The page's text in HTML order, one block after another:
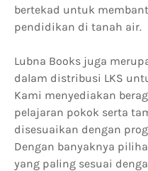
bertekad untuk
pendidikan di tanah air.
Lubna Books juga
dalam distribusi LKS
Kami menyediakan
pelajaran pokok serta
disesuaikan dengan
Dengan banyaknya
yang paling sesuai